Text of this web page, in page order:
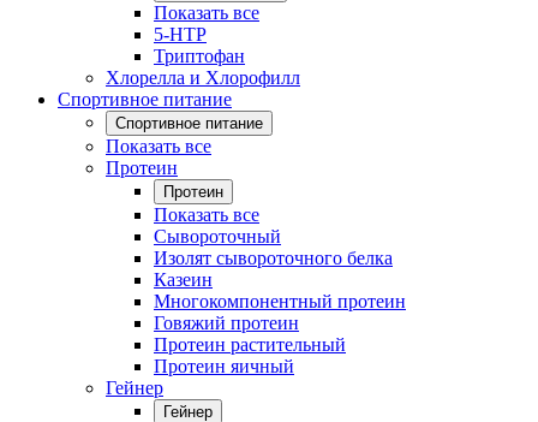
Показать все
5-HTP
Триптофан
Хлорелла и Хлорофилл
Спортивное питание
Спортивное питание
Показать все
Протеин
Протеин
Показать все
Сывороточный
Изолят сывороточного белка
Казеин
Многокомпонентный протеин
Говяжий протеин
Протеин растительный
Протеин яичный
Гейнер
Гейнер